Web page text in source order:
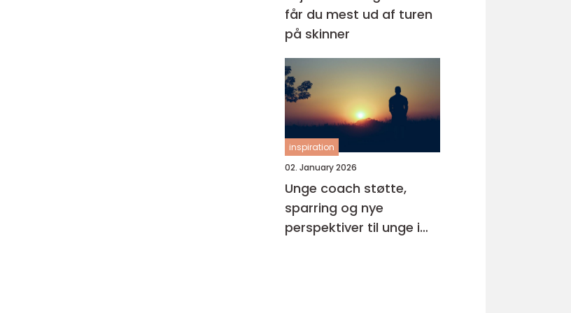
får du mest ud af turen
på skinner
inspiration
02. January 2026
Unge coach støtte,
sparring og nye
perspektiver til unge i